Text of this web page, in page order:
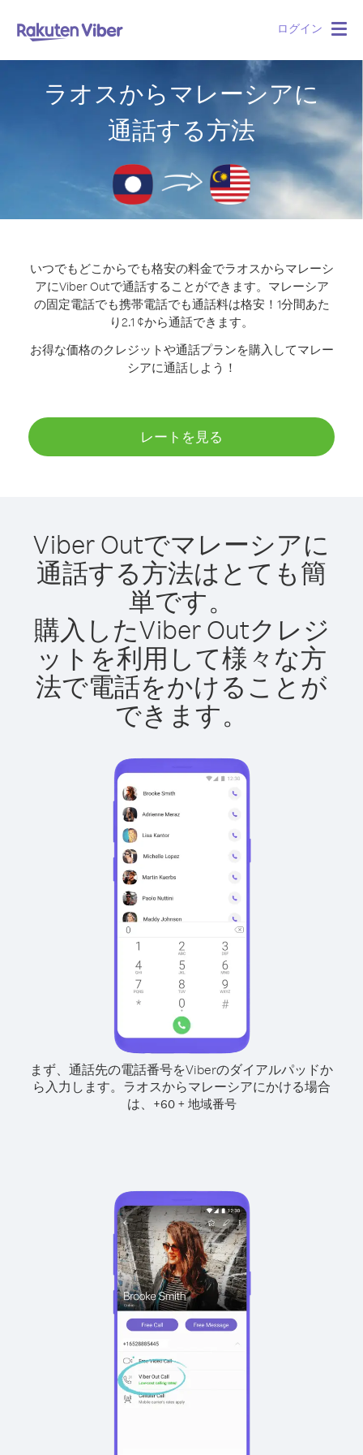
ログイン
ラオスからマレーシアに
通話する方法
いつでもどこからでも格安の料金でラオスからマレーシ
アにViber Outで通話することができます。 マレーシア
の固定電話でも携帯電話でも通話料は格安！1分間あた
り2.1 ¢から通話できます。
お得な価格のクレジットや通話プランを購入してマレー
シアに通話しよう！
レートを見る
Viber Outでマレーシアに
通話する方法はとても簡
単です。
購入したViber Outクレジ
ットを利用して様々な方
法で電話をかけることが
できます。
まず、通話先の電話番号をViberのダイアルパッドか
ら入力します。 ラオスからマレーシアにかける場合
は、
+60+ 地域番号